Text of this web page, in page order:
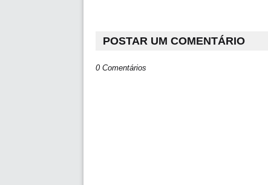
POSTAR UM COMENTÁRIO
0 Comentários